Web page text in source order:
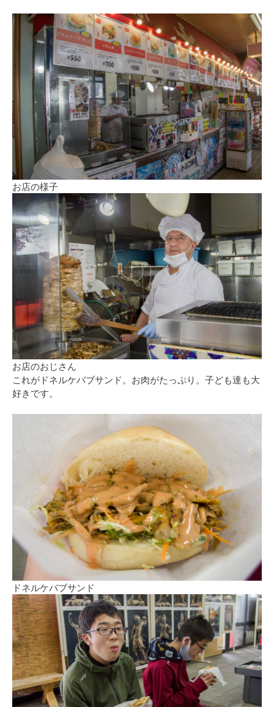
お店の様子
お店のおじさん
これがドネルケバブサンド。お肉がたっぷり。子ども達も大
好きです。
ドネルケバブサンド